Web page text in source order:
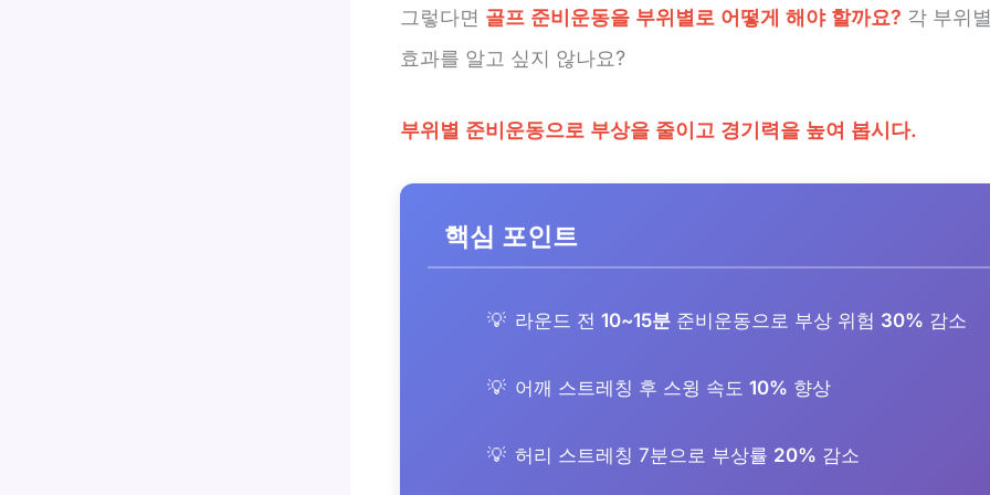
그렇다면 골프 준비운동을 부위별로 어떻게 해야 할까요? 각 부위
효과를 알고 싶지 않나요?
부위별 준비운동으로 부상을 줄이고 경기력을 높여 봅시다.
핵심 포인트
라운드 전 10~15분 준비운동으로 부상 위험 30% 감소
어깨 스트레칭 후 스윙 속도 10% 향상
허리 스트레칭 7분으로 부상률 20% 감소